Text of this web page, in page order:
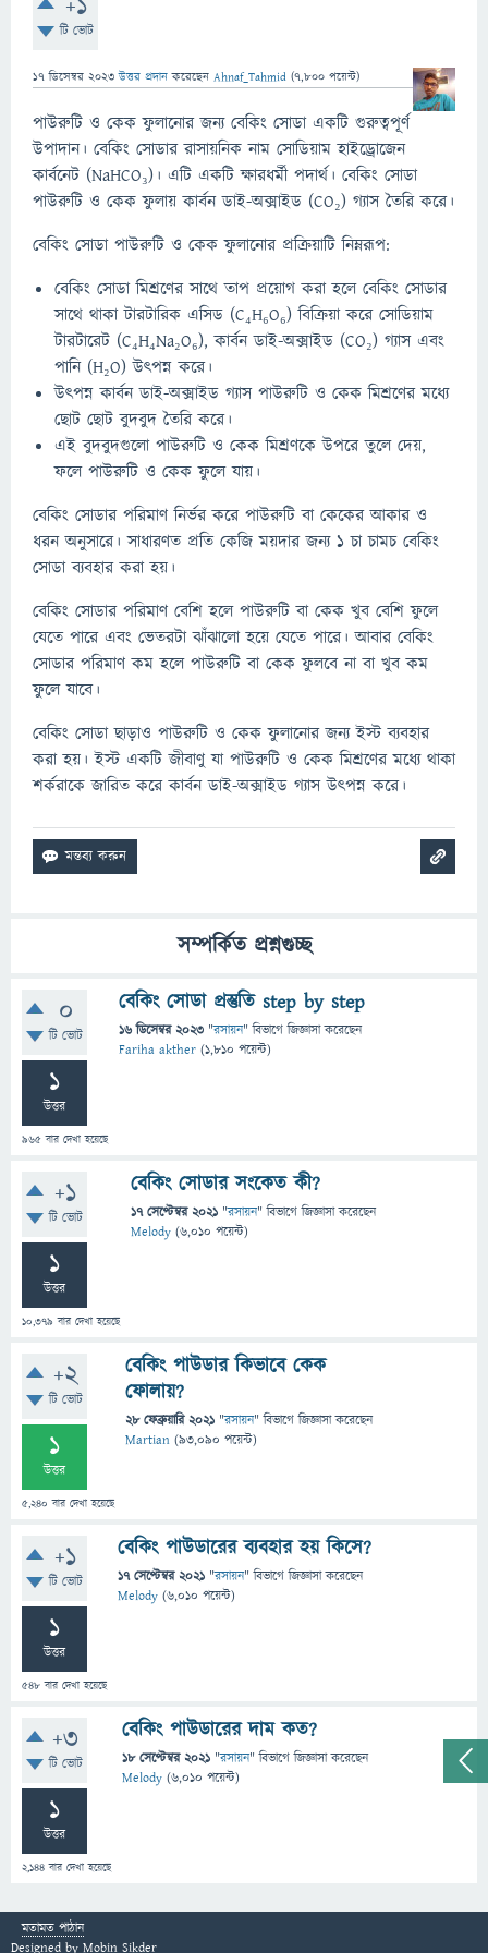
টি ভোট
17 ডিসেম্বর 2023 উত্তর প্রদান করেছেন Ahnaf_Tahmid (7,800 পয়েন্ট)
পাউরুটি ও কেক ফুলানোর জন্য বেকিং সোডা একটি গুরুত্বপূর্ণ
উপাদান। বেকিং সোডার রাসায়নিক নাম সোডিয়াম হাইড্রোজেন
কার্বনেট (NaHCO₃)। এটি একটি ক্ষারধর্মী পদার্থ। বেকিং সোডা
পাউরুটি ও কেক ফুলায় কার্বন ডাই-অক্সাইড (CO₂) গ্যাস তৈরি করে।
বেকিং সোডা পাউরুটি ও কেক ফুলানোর প্রক্রিয়াটি নিম্নরূপ:
বেকিং সোডা মিশ্রণের সাথে তাপ প্রয়োগ করা হলে বেকিং সোডার
সাথে থাকা টারটারিক এসিড (C₄H₆O₆) বিক্রিয়া করে সোডিয়াম
টারটারেট (C₄H₄Na₂O₆), কার্বন ডাই-অক্সাইড (CO₂) গ্যাস এবং
পানি (H₂O) উৎপন্ন করে।
উৎপন্ন কার্বন ডাই-অক্সাইড গ্যাস পাউরুটি ও কেক মিশ্রণের মধ্যে
ছোট ছোট বুদবুদ তৈরি করে।
এই বুদবুদগুলো পাউরুটি ও কেক মিশ্রণকে উপরে তুলে দেয়,
ফলে পাউরুটি ও কেক ফুলে যায়।
বেকিং সোডার পরিমাণ নির্ভর করে পাউরুটি বা কেকের আকার ও
ধরন অনুসারে। সাধারণত প্রতি কেজি ময়দার জন্য ১ চা চামচ বেকিং
সোডা ব্যবহার করা হয়।
বেকিং সোডার পরিমাণ বেশি হলে পাউরুটি বা কেক খুব বেশি ফুলে
যেতে পারে এবং ভেতরটা ঝাঁঝালো হয়ে যেতে পারে। আবার বেকিং
সোডার পরিমাণ কম হলে পাউরুটি বা কেক ফুলবে না বা খুব কম
ফুলে যাবে।
বেকিং সোডা ছাড়াও পাউরুটি ও কেক ফুলানোর জন্য ইস্ট ব্যবহার
করা হয়। ইস্ট একটি জীবাণু যা পাউরুটি ও কেক মিশ্রণের মধ্যে থাকা
শর্করাকে জারিত করে কার্বন ডাই-অক্সাইড গ্যাস উৎপন্ন করে।
সম্পর্কিত প্রশ্নগুচ্ছ
0
টি ভোট
1
উত্তর
965 বার দেখা হয়েছে
বেকিং সোডা প্রস্তুতি step by step
16 ডিসেম্বর 2023 "রসায়ন" বিভাগে জিজ্ঞাসাকরেছেন
Fariha akther (1,810 পয়েন্ট)
+1
টি ভোট
1
উত্তর
10,379 বার দেখা হয়েছে
বেকিং সোডার সংকেত কী?
17 সেপ্টেম্বর 2021 "রসায়ন" বিভাগে জিজ্ঞাসাকরেছেন
Melody (6,010 পয়েন্ট)
+2
টি ভোট
1
উত্তর
5,240 বার দেখা হয়েছে
বেকিং পাউডার কিভাবে কেক
ফোলায়?
28 ফেব্রুয়ারি 2021 "রসায়ন" বিভাগে জিজ্ঞাসাকরেছেন
Martian (93,090 পয়েন্ট)
+1
টি ভোট
1
উত্তর
548 বার দেখা হয়েছে
বেকিং পাউডারের ব্যবহার হয় কিসে?
17 সেপ্টেম্বর 2021 "রসায়ন" বিভাগে জিজ্ঞাসাকরেছেন
Melody (6,010 পয়েন্ট)
+3
টি ভোট
1
উত্তর
2,144 বার দেখা হয়েছে
বেকিং পাউডারের দাম কত?
18 সেপ্টেম্বর 2021 "রসায়ন" বিভাগে জিজ্ঞাসাকরেছেন
Melody (6,010 পয়েন্ট)
মতামত পাঠান
Designed by Mobin Sikder